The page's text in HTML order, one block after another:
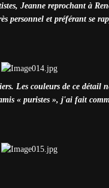
Jeanne reprochant à
personnel et préférant se
Les couleurs de ce détail
« puristes », j'ai fait